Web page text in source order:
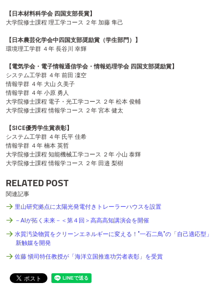
【日本材料科学会 四国支部長賞】
大学院修士課程 理工学コース ２年 加藤 隼己
【日本農芸化学会中四国支部奨励賞（学生部門）】
環境理工学群 ４年 長谷川 幸輝
【電気学会・電子情報通信学会・情報処理学会 四国支部奨励賞】
システム工学群 ４年 前田 凜空
情報学群 ４年 大山 久美子
情報学群 ４年 小原 勇人
大学院修士課程 電子・光工学コース ２年 松本 俊輔
大学院修士課程 情報学コース ２年 宮本 健太
【SICE優秀学生賞表彰】
システム工学群 ４年 氏平 佳希
情報学群 ４年 楠本 英哲
大学院修士課程 知能機械工学コース ２年 小山 泰輝
大学院修士課程 情報学コース ２年 田邉 梨樹
RELATED POST
関連記事
里山研究拠点に太陽光発電付きトレーラーハウスを設置
－AIが拓く未来－＜第４回＞高高高知講演会を開催
水質汚染物質をクリーンエネルギーに変える！"一石二鳥"の「自己適応型」
新触媒を開発
佐藤 愼司特任教授が「海洋立国推進功労者表彰」を受賞